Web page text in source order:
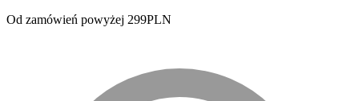
Od zamówień powyżej 299PLN